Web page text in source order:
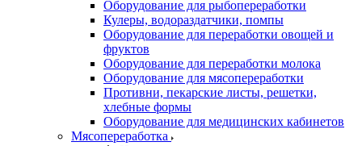
Оборудование для рыбопереработки
Кулеры, водораздатчики, помпы
Оборудование для переработки овощей и
фруктов
Оборудование для переработки молока
Оборудование для мясопереработки
Противни, пекарские листы, решетки,
хлебные формы
Оборудование для медицинских кабинетов
Мясопереработка